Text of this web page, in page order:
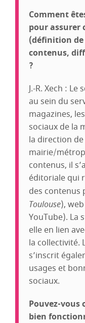
Comment
pour assurer
(définition
contenus,
?
J.-R. Xech :
au sein du
magazines,
sociaux de la
la direction
mairie/
contenus, il
éditoriale qui
des contenus
Toulouse),
YouTube). La
elle en lien
la collectivité.
s’inscrit
usages et
sociaux.
Pouvez-
bien